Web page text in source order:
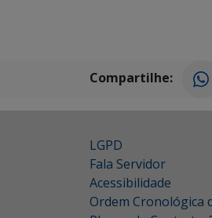
Compartilhe:
LGPD
Fala Servidor
Acessibilidade
Ordem Cronológica